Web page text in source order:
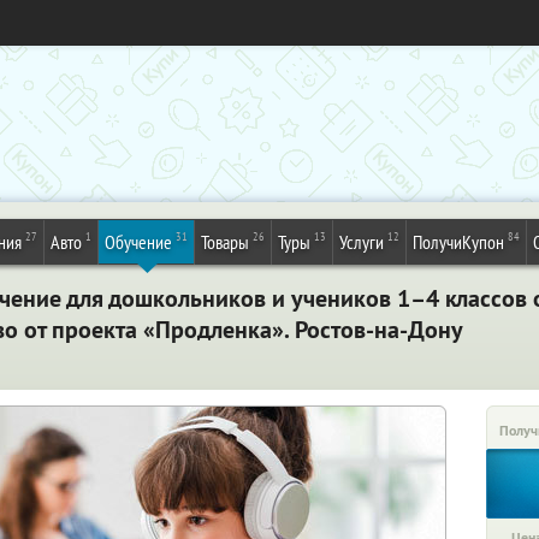
27 Авто 1 Обучение 31 Товары 26 Туры 13 Услуги 12 ПолучиКупон 84
для дошкольников и учеников 1–4
от проекта «Продленка». Ростов-на-Дону